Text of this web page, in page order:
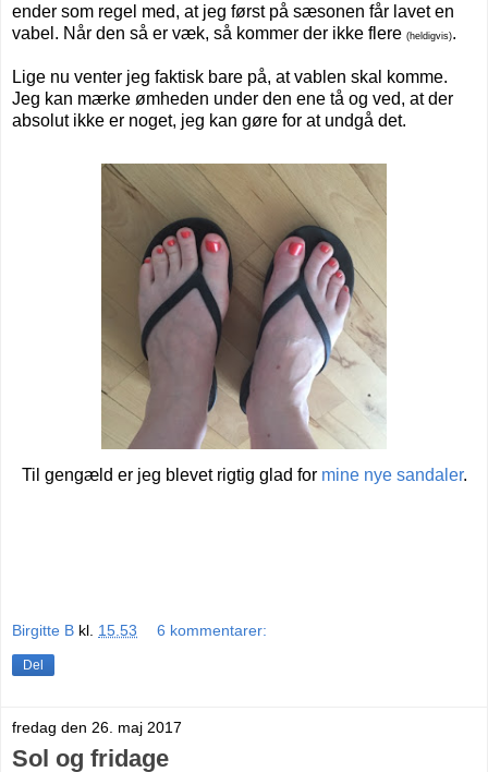
ender som regel med, at jeg først på sæsonen får lavet en
vabel. Når den så er væk, så kommer der ikke flere (heldigvis).
Lige nu venter jeg faktisk bare på, at vablen skal komme.
Jeg kan mærke ømheden under den ene tå og ved, at der
absolut ikke er noget, jeg kan gøre for at undgå det.
Til gengæld er jeg blevet rigtig glad for mine nye sandaler.
Birgitte B kl. 15.53 6 kommentarer:
Del
fredag den 26. maj 2017
Sol og fridage